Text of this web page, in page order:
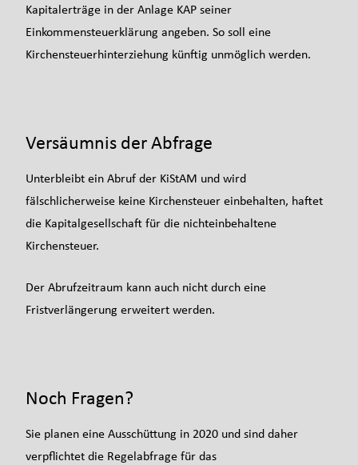
Kapitalerträge in der Anlage KAP seiner
Einkommensteuerklärung angeben. So soll eine
Kirchensteuerhinterziehung künftig unmöglich werden.
Versäumnis der Abfrage
Unterbleibt ein Abruf der KiStAM und wird
fälschlicherweise keine Kirchensteuer einbehalten, haftet
die Kapitalgesellschaft für die nichteinbehaltene
Kirchensteuer.
Der Abrufzeitraum kann auch nicht durch eine
Fristverlängerung erweitert werden.
Noch Fragen?
Sie planen eine Ausschüttung in 2020 und sind daher
verpflichtet die Regelabfrage für das